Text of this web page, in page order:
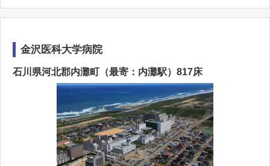
金沢医科大学病院
石川県河北郡内灘町（最寄：内灘駅）817床